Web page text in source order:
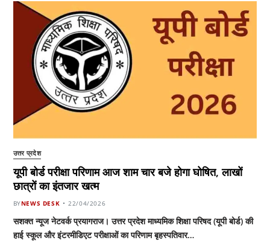
उत्तर प्रदेश
यूपी बोर्ड परीक्षा परिणाम आज शाम चार बजे होगा घोषित, लाखों
छात्रों का इंतजार खत्म
BYNEWS DESK 22/04/2026
सशक्त न्यूज नेटवर्क प्रयागराज। उत्तर प्रदेश माध्यमिक शिक्षा परिषद (यूपी बोर्ड) की
हाई स्कूल और इंटरमीडिएट परीक्षाओं का परिणाम बृहस्पतिवार…